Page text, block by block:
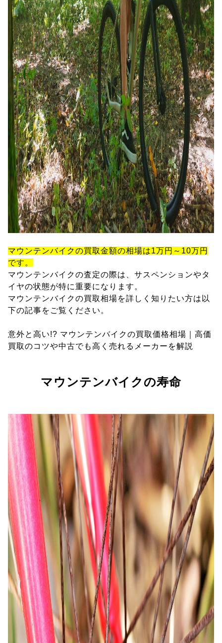
マウンテンバイクの買取金額の相場は1万円～10万円
です。
マウンテンバイクの査定の際は、サスペンションやタ
イヤの状態が特に重要になります。
マウンテンバイクの買取相場を詳しく知りたい方は以
下の記事をご覧ください。
意外と高い!? マウンテンバイクの買取価格相場｜高価
買取のコツや中古でも高く売れるメーカーを解説
マウンテンバイクの寿命